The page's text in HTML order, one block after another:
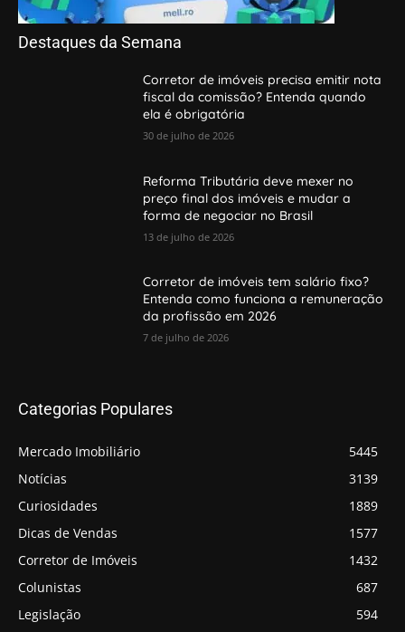
Destaques da Semana
Corretor de imóveis precisa emitir nota
fiscal da comissão? Entenda quando
ela é obrigatória
30 de julho de 2026
Reforma Tributária deve mexer no
preço final dos imóveis e mudar a
forma de negociar no Brasil
13 de julho de 2026
Corretor de imóveis tem salário fixo?
Entenda como funciona a remuneração
da profissão em 2026
7 de julho de 2026
Categorias Populares
Mercado Imobiliário
5445
Notícias
3139
Curiosidades
1889
Dicas de Vendas
1577
Corretor de Imóveis
1432
Colunistas
687
Legislação
594